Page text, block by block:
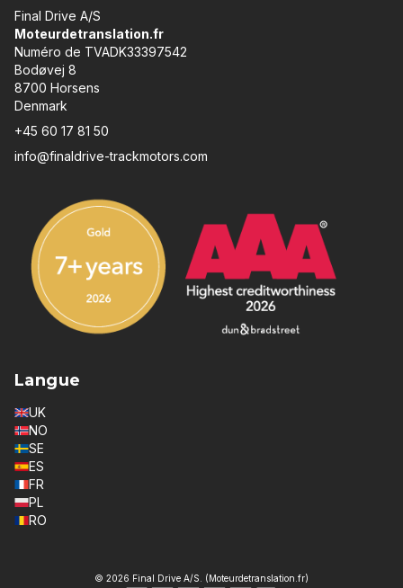
Final Drive A/S
Moteurdetranslation.fr
Numéro de TVADK33397542
Bodøvej 8
8700 Horsens
Denmark
+45 60 17 81 50
info@finaldrive-trackmotors.com
Langue
UK
NO
SE
ES
FR
PL
RO
© 2026 Final Drive A/S. (Moteurdetranslation.fr)